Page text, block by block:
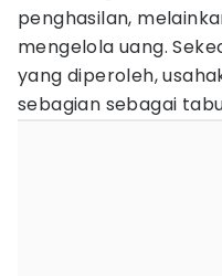
penghasilan,
mengelola uang.
yang diperoleh,
sebagian sebagai